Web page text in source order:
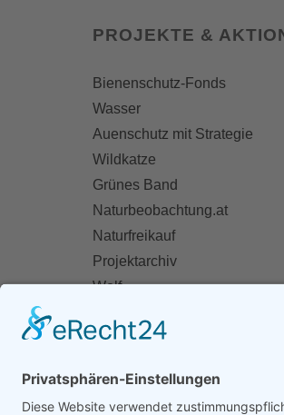
PROJEKTE &
Bienenschutz-Fonds
Wasser
Auenschutz mit Strategie
Wildkatze
Grünes Band
Naturbeobachtung.at
Naturfreikauf
Projektarchiv
Wolf